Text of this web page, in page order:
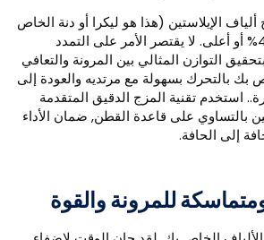
الإيلاستين (هذا هو ليكرا أو دنة الخاص
بنسبة لا تقل عن 40% أو أعلى. لا يقتصر الأمر على التمدد
التوازن المثالي بين المرونة والتعافي
بالتحرك بسهولة مع مرتديه والعودة إلى
تقنية المزج الدقيق المتقدمة
بالتساوي على قاعدة القطن, ضمان الأداء
إلى الحافة.